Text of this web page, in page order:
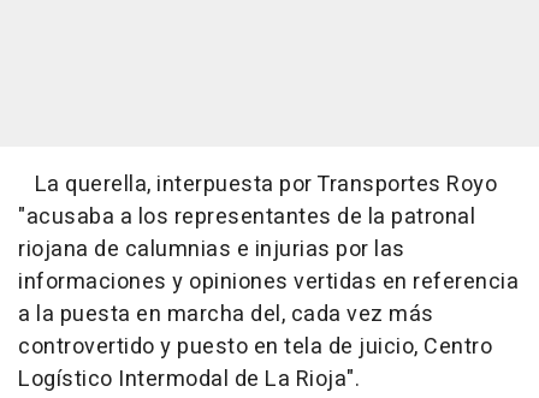
La querella, interpuesta por Transportes Royo
"acusaba a los representantes de la patronal
riojana de calumnias e injurias por las
informaciones y opiniones vertidas en referencia
a la puesta en marcha del, cada vez más
controvertido y puesto en tela de juicio, Centro
Logístico Intermodal de La Rioja".